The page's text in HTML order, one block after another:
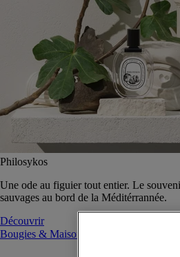
Philosykos
Une ode au figuier tout entier. Le
sauvages au bord de la Méditérrannée.
Découvrir
Bougies & Maison